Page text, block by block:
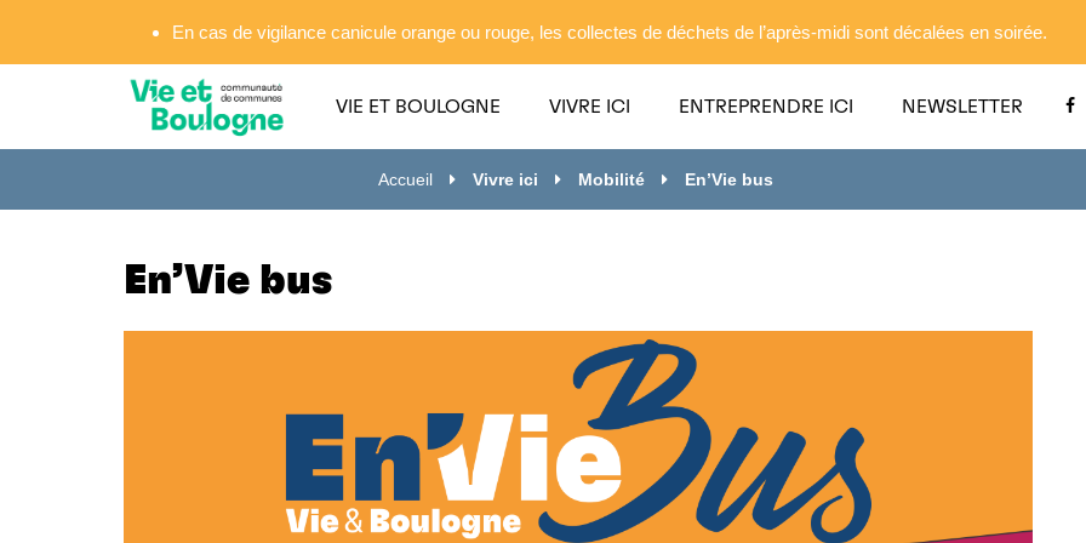
En cas de vigilance canicule orange ou rouge, les collectes de déchets de l’après-midi sont décalées en soirée.
VIE ET BOULOGNE VIVRE ICI ENTREPRENDRE ICI NEWSLETTER
Accueil Vivre ici Mobilité En’Vie bus
En’Vie bus